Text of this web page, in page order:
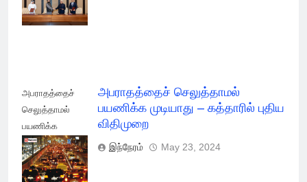
ஒப்பந்தம்
அபராதத்தைச்
செலுத்தாமல்
பயணிக்க
முடியாது -
கத்தாரில் புதிய
விதிமுறை
அபராதத்தைச் செலுத்தாமல்
பயணிக்க முடியாது – கத்தாரில் புதிய
விதிமுறை
இந்நேரம் May 23, 2024